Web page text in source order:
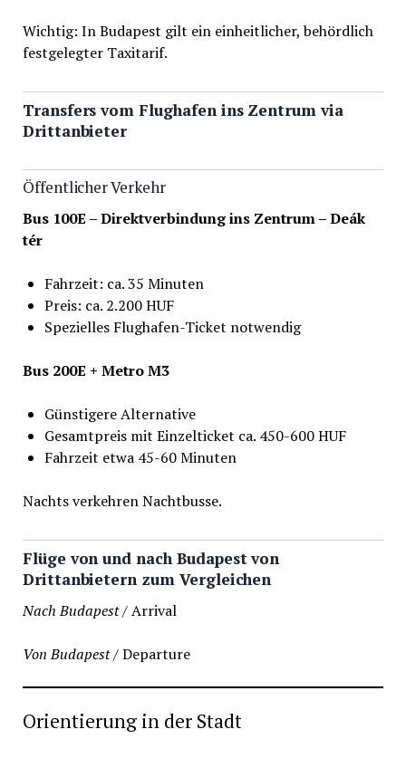
Wichtig: In Budapest gilt ein einheitlicher, behördlich
festgelegter Taxitarif.
Transfers vom Flughafen ins Zentrum via
Drittanbieter
Öffentlicher Verkehr
Bus 100E – Direktverbindung ins Zentrum – Deák
tér
Fahrzeit: ca. 35 Minuten
Preis: ca. 2.200 HUF
Spezielles Flughafen-Ticket notwendig
Bus 200E + Metro M3
Günstigere Alternative
Gesamtpreis mit Einzelticket ca. 450-600 HUF
Fahrzeit etwa 45-60 Minuten
Nachts verkehren Nachtbusse.
Flüge von und nach Budapest von
Drittanbietern zum Vergleichen
Nach Budapest/ Arrival
Von Budapest/ Departure
Orientierung in der Stadt